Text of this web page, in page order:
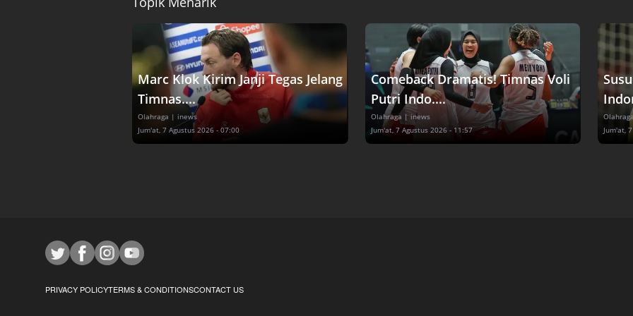
Marc Klok Kirim Janji Tegas Jelang
Timnas....
Olahraga | inews
Jum'at, 7 Agustus 2026 - 07:00
Comeback Dramatis! Timnas Voli
Putri Indo....
Olahraga | inews
Jum'at, 7 Agustus 2026 - 11:57
Jum'at,
PRIVACY POLICYTERMS & CONDITIONSCONTACT US